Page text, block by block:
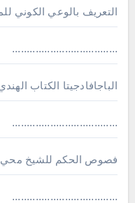
ﺍﻟﺘﻌﺮﻳﻒ ﺑﺎﻟﻮﻋﻲ ﺍﻟﻜﻮﻧﻲ
....................................
الباجافادجيتا الكتاب
....................................
فصوص الحكم للشيخ محي
....................................